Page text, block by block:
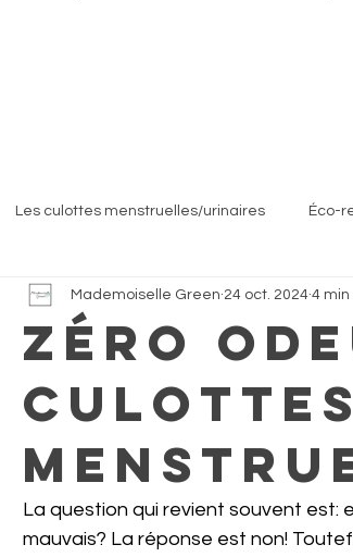
Les culottes menstruelles/urinaires Éco-
Zéro
culottes
Mademoiselle Green 24 oct. 2024 4
La question qui revient souvent
mauvais? La réponse est non!